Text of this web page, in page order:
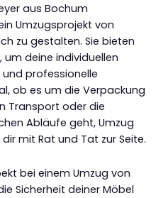
aus Bochum
Umzugsprojekt von
zu gestalten. Sie bieten
deine individuellen
professionelle
ob es um die Verpackung
Transport oder die
Abläufe geht, Umzug
mit Rat und Tat zur Seite.
bei einem Umzug von
Sicherheit deiner Möbel